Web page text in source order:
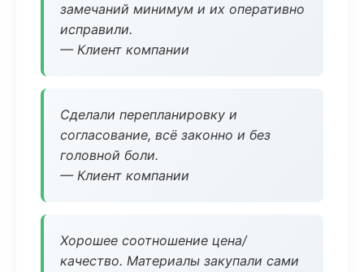
замечаний минимум и их оперативно
исправили.
— Клиент компании
Сделали перепланировку и
согласование, всё законно и без
головной боли.
— Клиент компании
Хорошее соотношение цена/
качество. Материалы закупали сами